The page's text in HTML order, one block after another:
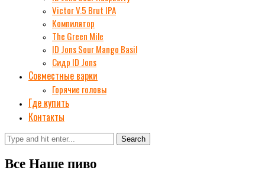
Victor V.5 Brut IPA
Компилятор
The Green Mile
ID Jons Sour Мango Basil
Сидр ID Jons
Совместные варки
Горячие головы
Где купить
Контакты
Search
Все Наше пиво